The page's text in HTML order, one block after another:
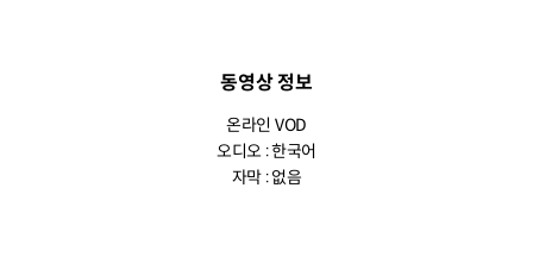
동영상 정보
온라인 VOD
오디오 : 한국어
자막 : 없음